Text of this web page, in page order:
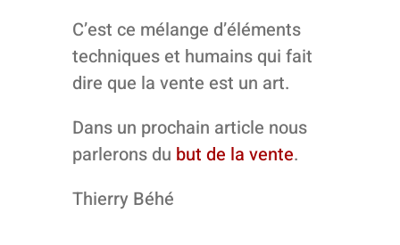
C’est ce mélange d’éléments
techniques et humains qui fait
dire que la vente est un art.
Dans un prochain article nous
parlerons du but de la vente.
Thierry Béhé